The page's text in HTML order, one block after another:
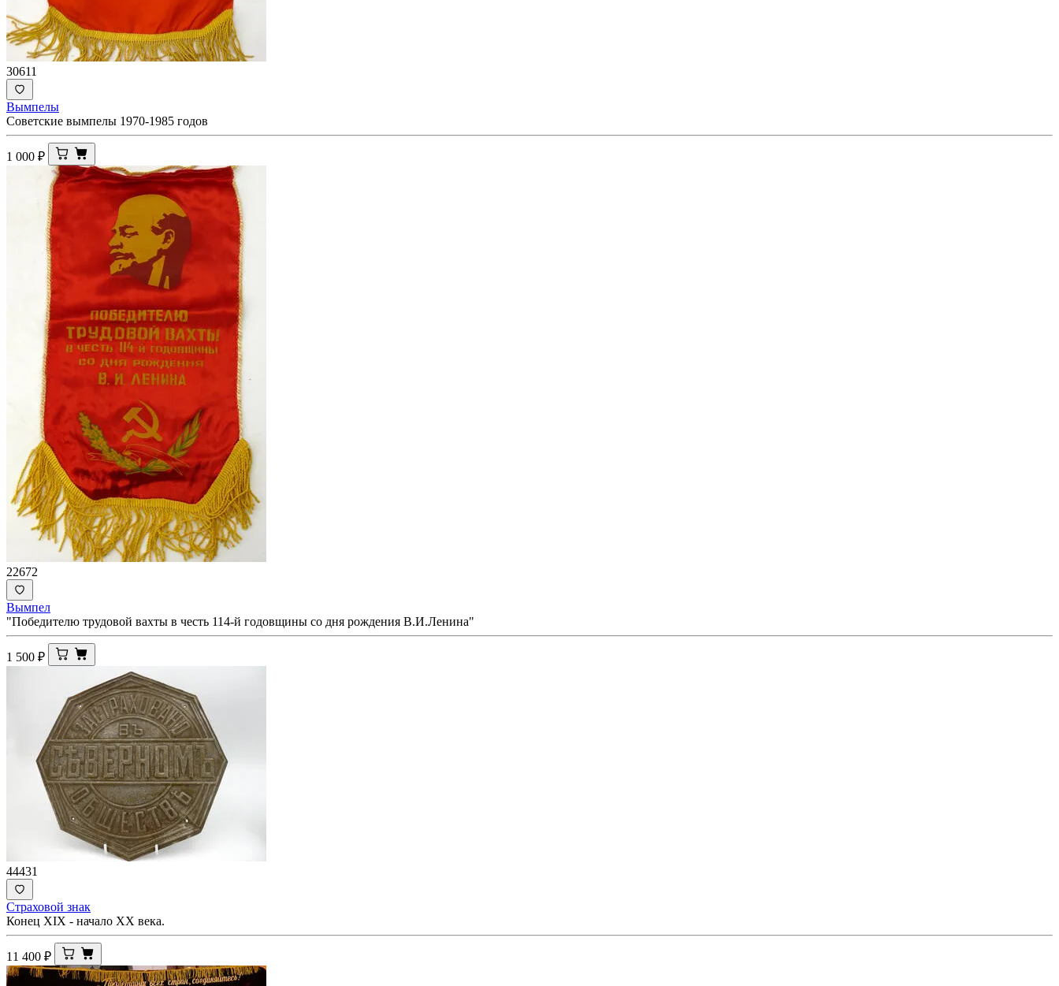
30611
Вымпелы
Советские вымпелы 1970-1985 годов
1 000 ₽
22672
Вымпел
"Победителю трудовой вахты в честь 114-й годовщины со дня рождения В.И.Ленина"
1 500 ₽
44431
Страховой знак
Конец XIX - начало ХХ века.
11 400 ₽